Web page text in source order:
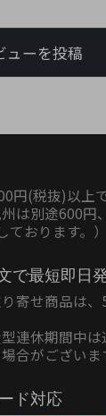
ューを投稿
円(税抜)以上
は別途600円
おります。）
で最短即日
寄せ商品は、
連休期間中は
合がございま
ド対応